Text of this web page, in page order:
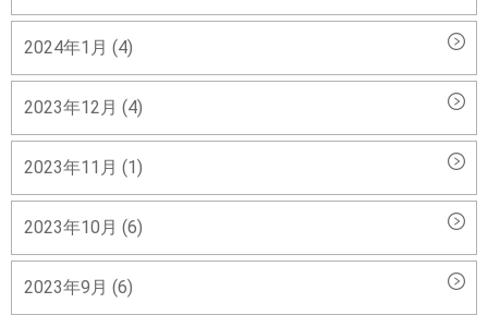
2024年1月 (4)
2023年12月 (4)
2023年11月 (1)
2023年10月 (6)
2023年9月 (6)